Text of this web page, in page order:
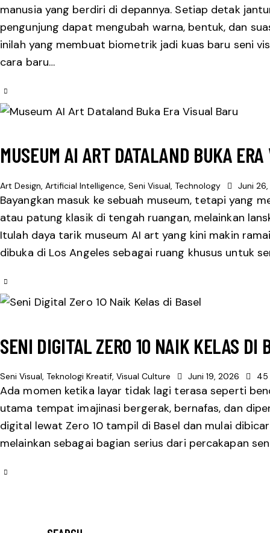
manusia yang berdiri di depannya. Setiap detak
pengunjung dapat mengubah warna, bentuk, dan
inilah yang membuat biometrik jadi kuas baru seni
cara baru…
MUSEUM AI ART DATALAND BUKA
Art Design, Artificial Intelligence, Seni Visual, Technology Juni
Bayangkan masuk ke sebuah museum, tetapi yang
atau patung klasik di tengah ruangan, melainkan
Itulah daya tarik museum AI art yang kini makin
dibuka di Los Angeles sebagai ruang khusus untuk
SENI DIGITAL ZERO 10 NAIK KELAS DI
Seni Visual, Teknologi Kreatif, Visual Culture Juni 19, 2026 45
Ada momen ketika layar tidak lagi terasa seperti
utama tempat imajinasi bergerak, bernafas, dan
digital lewat Zero 10 tampil di Basel dan mulai
melainkan sebagai bagian serius dari percakapan